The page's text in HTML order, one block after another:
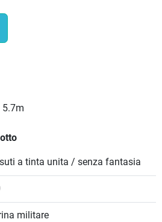
5.7m
a tinta unita / senza fantasia
militare